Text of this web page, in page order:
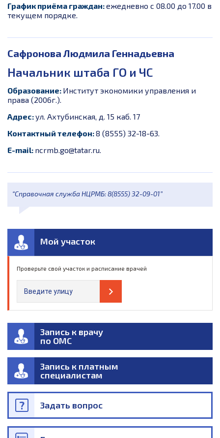
График приёма граждан:ежедневно с 08.00 до 17.00 в
текущем порядке.
Сафронова Людмила Геннадьевна
Начальник штаба ГО и ЧС
Образование: Институт экономики управления и
права (2006г.).
Адрес:ул. Ахтубинская, д. 15 каб. 17
Контактный телефон:8 (8555) 32-18-63.
E-mail: ncrmb.go@tatar.ru.
“Справочная служба НЦРМБ: 8(8555) 32-09-01”
Мой участок
Проверьте свой участок и расписание врачей
Запись к врачу
по ОМС
Запись к платным
специалистам
Задать вопрос